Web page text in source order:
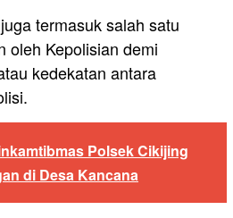
termasuk salah satu
oleh Kepolisian demi
kedekatan antara
Polsek Cikijing
di Desa Kancana